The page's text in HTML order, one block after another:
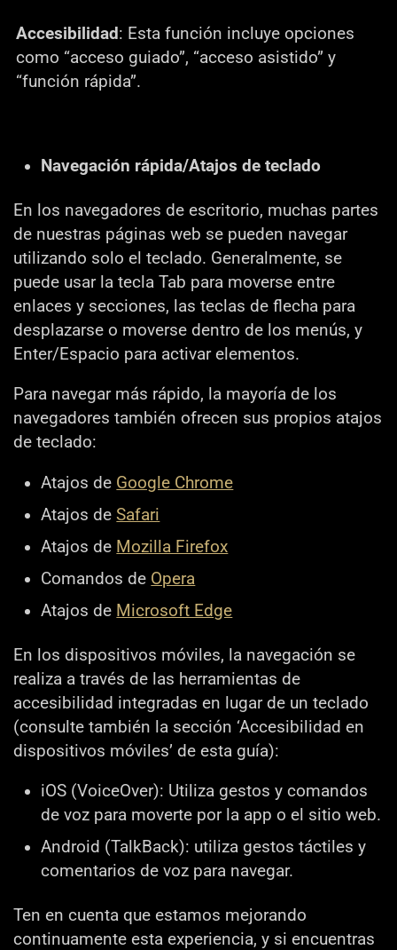
Accesibilidad: Esta función incluye opciones
como “acceso guiado”, “acceso asistido” y
“función rápida”.
Navegación rápida/Atajos de teclado
En los navegadores de escritorio, muchas partes
de nuestras páginas web se pueden navegar
utilizando solo el teclado. Generalmente, se
puede usar la tecla Tab para moverse entre
enlaces y secciones, las teclas de flecha para
desplazarse o moverse dentro de los menús, y
Enter/Espacio para activar elementos.
Para navegar más rápido, la mayoría de los
navegadores también ofrecen sus propios atajos
de teclado:
Atajos de Google Chrome
Atajos deSafari
Atajos de Mozilla Firefox
Comandos de Opera
Atajos de Microsoft Edge
En los dispositivos móviles, la navegación se
realiza a través de las herramientas de
accesibilidad integradas en lugar de un teclado
(consulte también la sección ‘Accesibilidad en
dispositivos móviles’ de esta guía):
iOS (VoiceOver): Utiliza gestos y comandos
de voz para moverte por la app o el sitio web.
Android (TalkBack): utiliza gestos táctiles y
comentarios de voz para navegar.
Ten en cuenta que estamos mejorando
continuamente esta experiencia, y si encuentras